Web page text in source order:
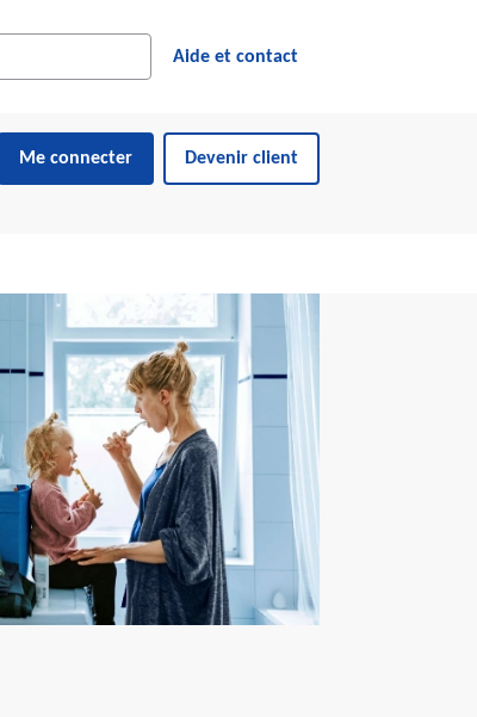
le site web
suggérés s'affichent dynamiquement sous le champ de
Aide et contact
Me connecter Devenir client